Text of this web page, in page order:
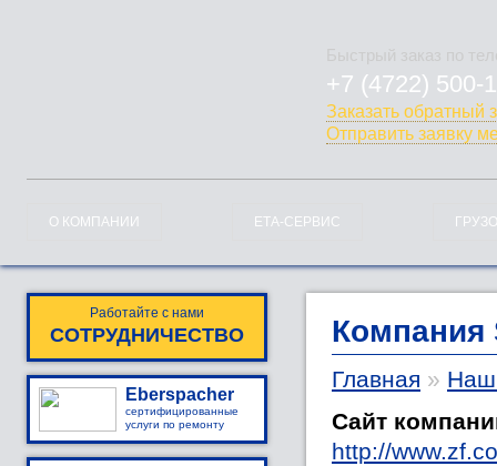
+7 (4722) 500-
778-128
Заказать обратный
Отправить заявку
О КОМПАНИИ ЕТА-СЕРВИС
Работайте с нами
СОТРУДНИЧЕСТВО
Eberspacher
сертифицированные
услуги по ремонту
Компания
Главная »
Сайт
http://